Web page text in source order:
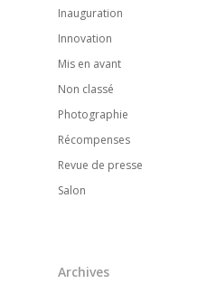
Inauguration
Innovation
Mis en avant
Non classé
Photographie
Récompenses
Revue de presse
Salon
Archives